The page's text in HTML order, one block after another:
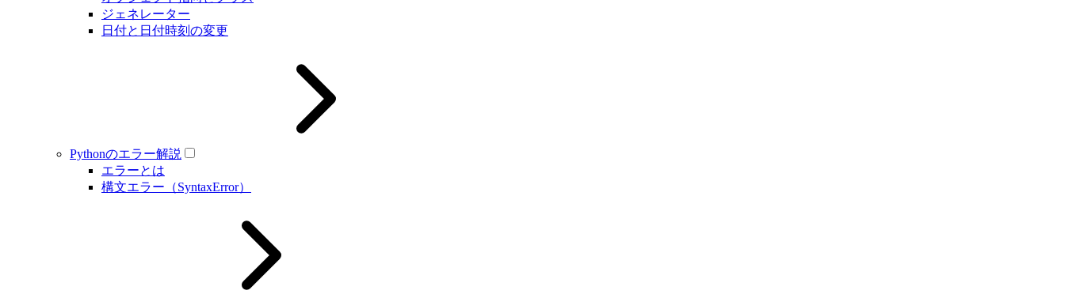
ジェネレーター
日付と日付時刻の変更
Pythonのエラー解説
エラーとは
構文エラー（SyntaxError）